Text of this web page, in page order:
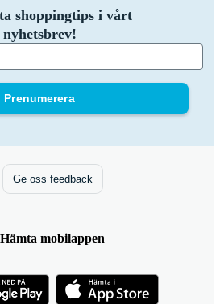
shoppingtips i vårt
nyhetsbrev!
Prenumerera
Ge oss feedback
Hämta mobilappen